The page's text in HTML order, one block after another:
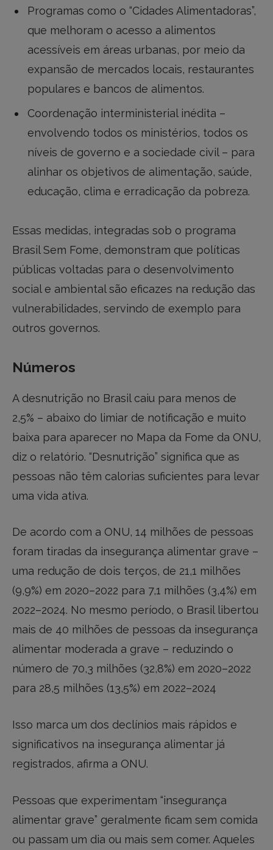
Programas como o “Cidades Alimentadoras”,
que melhoram o acesso a alimentos
acessíveis em áreas urbanas, por meio da
expansão de mercados locais, restaurantes
populares e bancos de alimentos.
Coordenação interministerial inédita –
envolvendo todos os ministérios, todos os
níveis de governo e a sociedade civil – para
alinhar os objetivos de alimentação, saúde,
educação, clima e erradicação da pobreza.
Essas medidas, integradas sob o programa
Brasil Sem Fome, demonstram que políticas
públicas voltadas para o desenvolvimento
social e ambiental são eficazes na redução das
vulnerabilidades, servindo de exemplo para
outros governos.
Números
A desnutrição no Brasil caiu para menos de
2,5% – abaixo do limiar de notificação e muito
baixa para aparecer no Mapa da Fome da ONU,
diz o relatório. “Desnutrição” significa que as
pessoas não têm calorias suficientes para levar
uma vida ativa.
De acordo com a ONU, 14 milhões de pessoas
foram tiradas da insegurança alimentar grave –
uma redução de dois terços, de 21,1 milhões
(9,9%) em 2020–2022 para 7,1 milhões (3,4%) em
2022–2024. No mesmo período, o Brasil libertou
mais de 40 milhões de pessoas da insegurança
alimentar moderada a grave – reduzindo o
número de 70,3 milhões (32,8%) em 2020–2022
para 28,5 milhões (13,5%) em 2022–2024
Isso marca um dos declínios mais rápidos e
significativos na insegurança alimentar já
registrados, afirma a ONU.
Pessoas que experimentam “insegurança
alimentar grave” geralmente ficam sem comida
ou passam um dia ou mais sem comer. Aqueles